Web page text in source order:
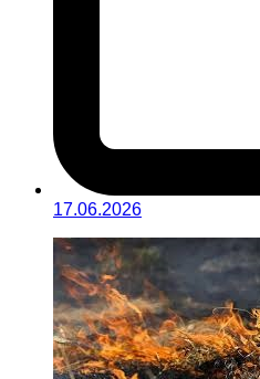
17.06.2026